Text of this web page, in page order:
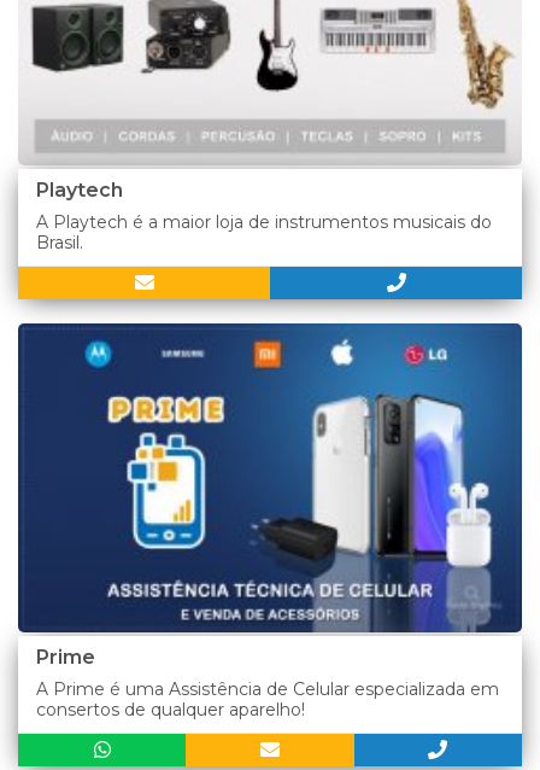
Playtech
A Playtech é a maior loja de instrumentos musicais do
Brasil.
Prime
A Prime é uma Assistência de Celular especializada em
consertos de qualquer aparelho!